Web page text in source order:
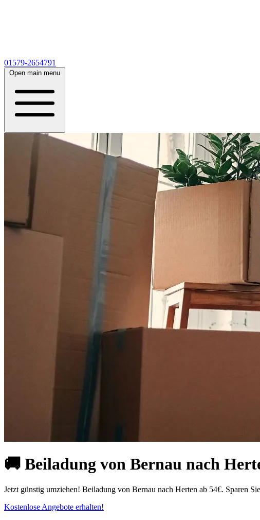
01579-2654791
Open main menu
🚚 Beiladung von Bernau nach
Jetzt günstig umziehen! Beiladung von Bernau nach Herten ab 54€. Sparen
Kostenlose Angebote erhalten!